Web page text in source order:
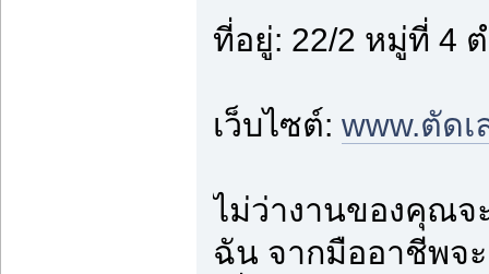
ที่อยู่: 22/2 หมู่ที่ 4
เว็บไซต์: www.ตัด
ไม่ว่างานของคุณจ
ฉัน จากมืออาชีพจ